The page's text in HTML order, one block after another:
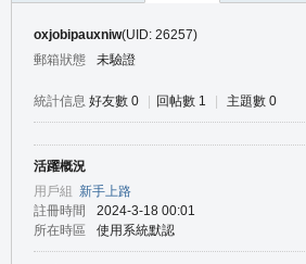
oxjobipauxniw(UID: 26257)
郵箱狀態
未驗證
統計信息 好友數 0 回帖數 1 主題數 0
活躍概況
用戶組 新手上路
註冊時間
2024-3-18 00:01
所在時區
使用系統默認